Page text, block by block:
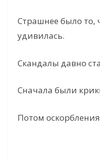
Страшнее было то,
удивилась.
Скандалы давно
Сначала были
Потом